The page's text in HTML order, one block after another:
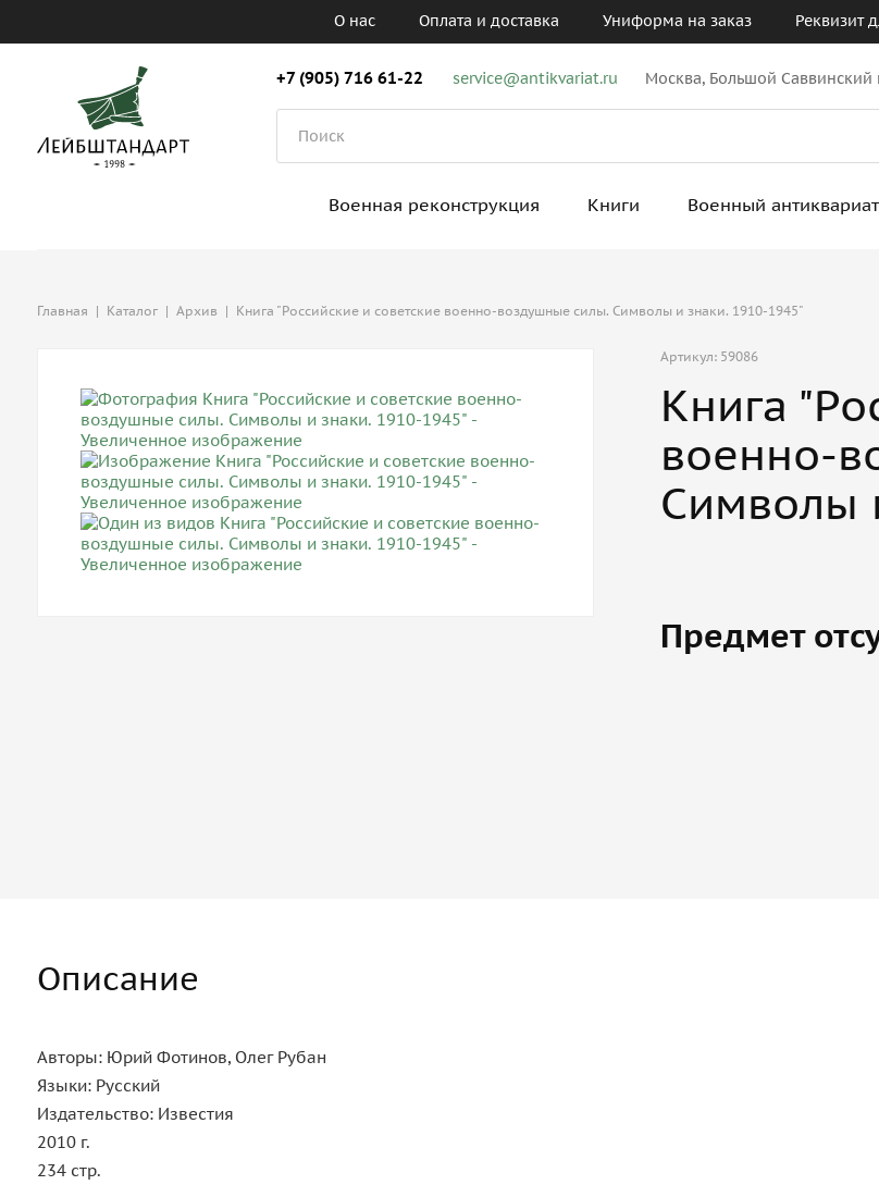
О нас Оплата и доставка Униформа на заказ Реквизит
+7 (905) 716 61-22 service@antikvariat.ru Москва, Большой Саввинский
Военная реконструкция Книги Военный антиквариат
Главная | Каталог | Архив | Книга "Российские и советские военно-воздушные силы. Символы и знаки. 1910-1945"
Артикул: 59086
Книга
военно-
Символы
Предмет
Описание
Авторы: Юрий Фотинов, Олег Рубан
Языки: Русский
Издательство: Известия
2010 г.
234 стр.